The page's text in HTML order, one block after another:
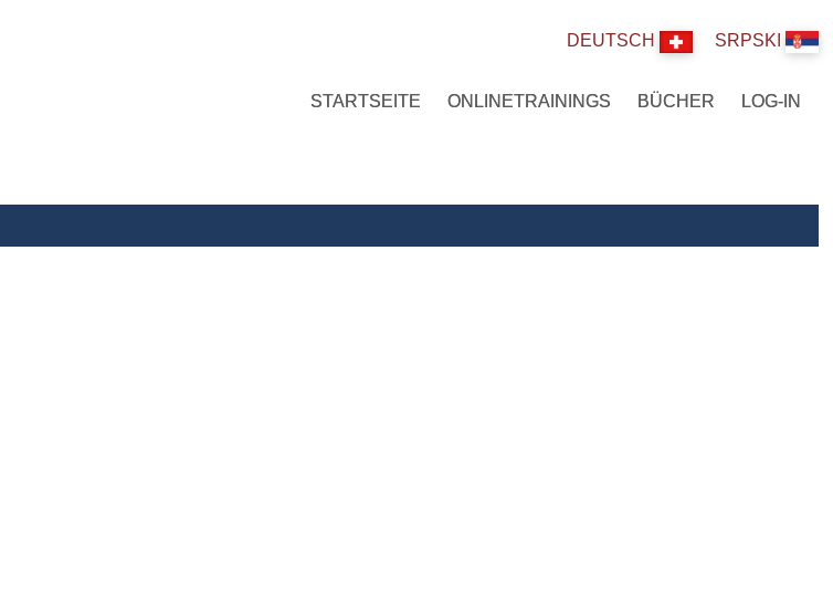
DEUTSCH SRPSKI
STARTSEITE ONLINETRAININGS BÜCHER LOG-IN